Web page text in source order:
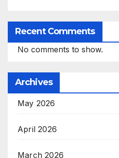
Recent Comments
No comments to show.
Archives
May 2026
April 2026
March 2026